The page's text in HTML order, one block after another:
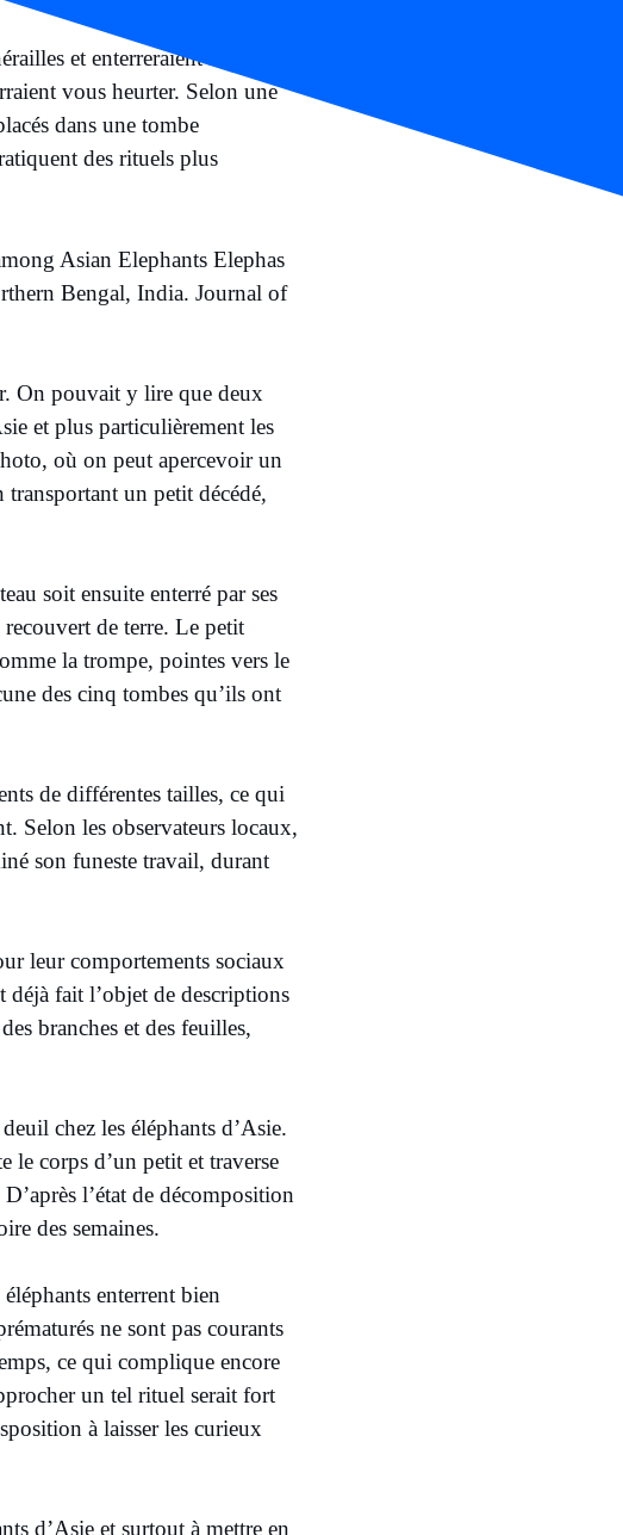
et enterreraient le défunt.
vous heurter. Selon une
dans une tombe
des rituels plus
Asian Elephants Elephas
Bengal, India. Journal of
On pouvait y lire que deux
et plus particulièrement les
où on peut apercevoir un
transportant un petit décédé,
soit ensuite enterré par ses
recouvert de terre. Le petit
la trompe, pointes vers le
des cinq tombes qu’ils ont
de différentes tailles, ce qui
Selon les observateurs locaux,
son funeste travail, durant
leur comportements sociaux
déjà fait l’objet de descriptions
branches et des feuilles,
chez les éléphants d’Asie.
le corps d’un petit et traverse
l’état de décomposition
des semaines.
enterrent bien
ne sont pas courants
ce qui complique encore
un tel rituel serait fort
à laisser les curieux
d’Asie et surtout à mettre en